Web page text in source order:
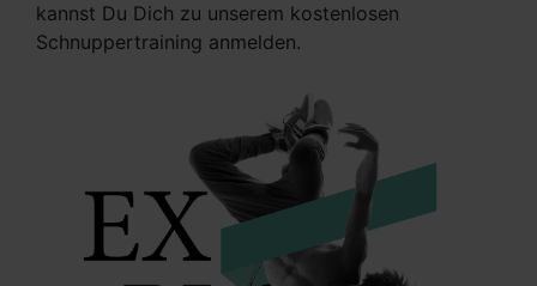
kannst Du Dich zu unserem kostenlosen
Schnuppertraining anmelden.